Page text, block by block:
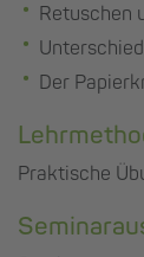
Retuschen
Der
Praktische